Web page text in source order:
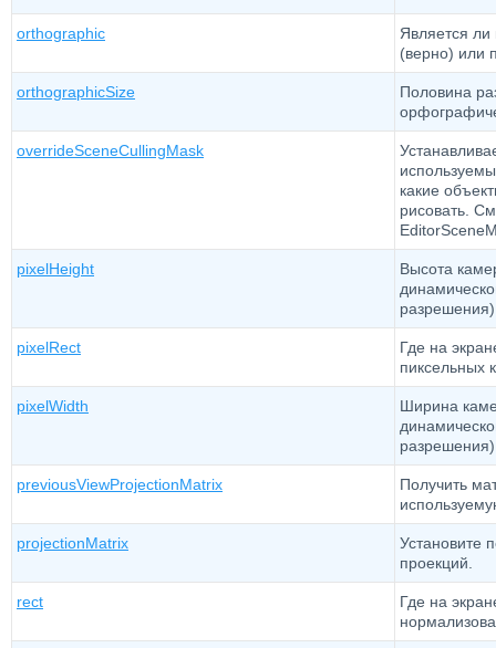
orthographic
Является ли
(верно) или
orthographicSize
Половина
overrideSceneCullingMask
какие
рисовать.
pixelHeight
Высота
pixelRect
Где на
пиксельных
pixelWidth
Ширина
previousViewProjectionMatrix
Получить
projectionMatrix
Установите
проекций.
rect
Где на